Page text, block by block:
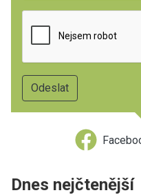
Dnes nejčtenější